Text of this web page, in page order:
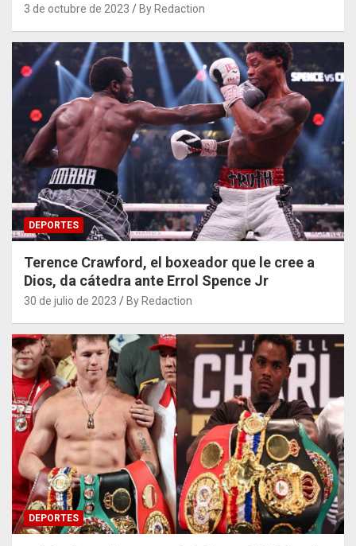
3 de octubre de 2023 By Redaction
DEPORTES
Terence Crawford, el boxeador que le cree a
Dios, da cátedra ante Errol Spence Jr
30 de julio de 2023 By Redaction
DEPORTES